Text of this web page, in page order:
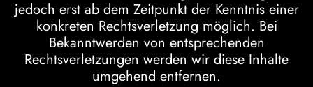
jedoch erst ab dem Zeitpunkt der Kenntnis einer
konkreten Rechtsverletzung möglich. Bei
Bekanntwerden von entsprechenden
Rechtsverletzungen werden wir diese Inhalte
umgehend entfernen.